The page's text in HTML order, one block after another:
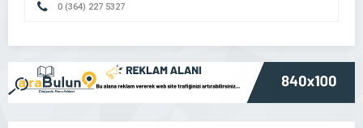
0 (364) 227 5327